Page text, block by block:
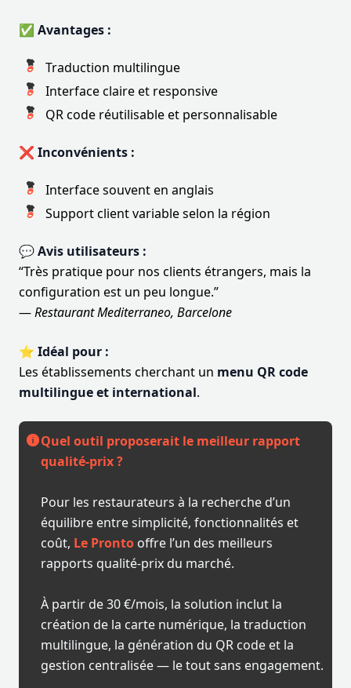
✅ Avantages :
Traduction multilingue
Interface claire et responsive
QR code réutilisable et personnalisable
❌ Inconvénients :
Interface souvent en anglais
Support client variable selon la région
💬 Avis utilisateurs :
“Très pratique pour nos clients étrangers, mais la
configuration est un peu longue.”
—Restaurant Mediterraneo, Barcelone
⭐ Idéal pour :
Les établissements cherchant un menu QR code
multilingue et international.
Quel outil proposerait le meilleur rapport
qualité-prix ?
Pour les restaurateurs à la recherche d’un
équilibre entre simplicité, fonctionnalités et
coût, Le Pronto offre l’un des meilleurs
rapports qualité-prix du marché.
À partir de 30 €/mois, la solution inclut la
création de la carte numérique, la traduction
multilingue, la génération du QR code et la
gestion centralisée — le tout sans engagement.